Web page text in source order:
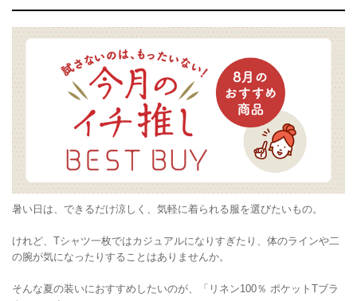
暑い日は、できるだけ涼しく、気軽に着られる服を選びたいもの。
けれど、Tシャツ一枚ではカジュアルになりすぎたり、体のラインや二
の腕が気になったりすることはありませんか。
そんな夏の装いにおすすめしたいのが、「リネン100％ ポケットTブラ